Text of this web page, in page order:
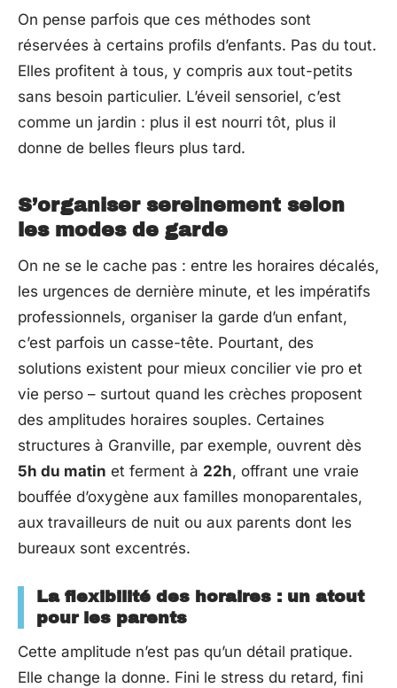
On pense parfois que ces méthodes sont
réservées à certains profils d’enfants. Pas du tout.
Elles profitent à tous, y compris aux tout-petits
sans besoin particulier. L’éveil sensoriel, c’est
comme un jardin : plus il est nourri tôt, plus il
donne de belles fleurs plus tard.
S’organiser sereinement selon
les modes de garde
On ne se le cache pas : entre les horaires décalés,
les urgences de dernière minute, et les impératifs
professionnels, organiser la garde d’un enfant,
c’est parfois un casse-tête. Pourtant, des
solutions existent pour mieux concilier vie pro et
vie perso – surtout quand les crèches proposent
des amplitudes horaires souples. Certaines
structures à Granville, par exemple, ouvrent dès
5h du matin et ferment à 22h, offrant une vraie
bouffée d’oxygène aux familles monoparentales,
aux travailleurs de nuit ou aux parents dont les
bureaux sont excentrés.
La flexibilité des horaires : un atout
pour les parents
Cette amplitude n’est pas qu’un détail pratique.
Elle change la donne. Fini le stress du retard, fini